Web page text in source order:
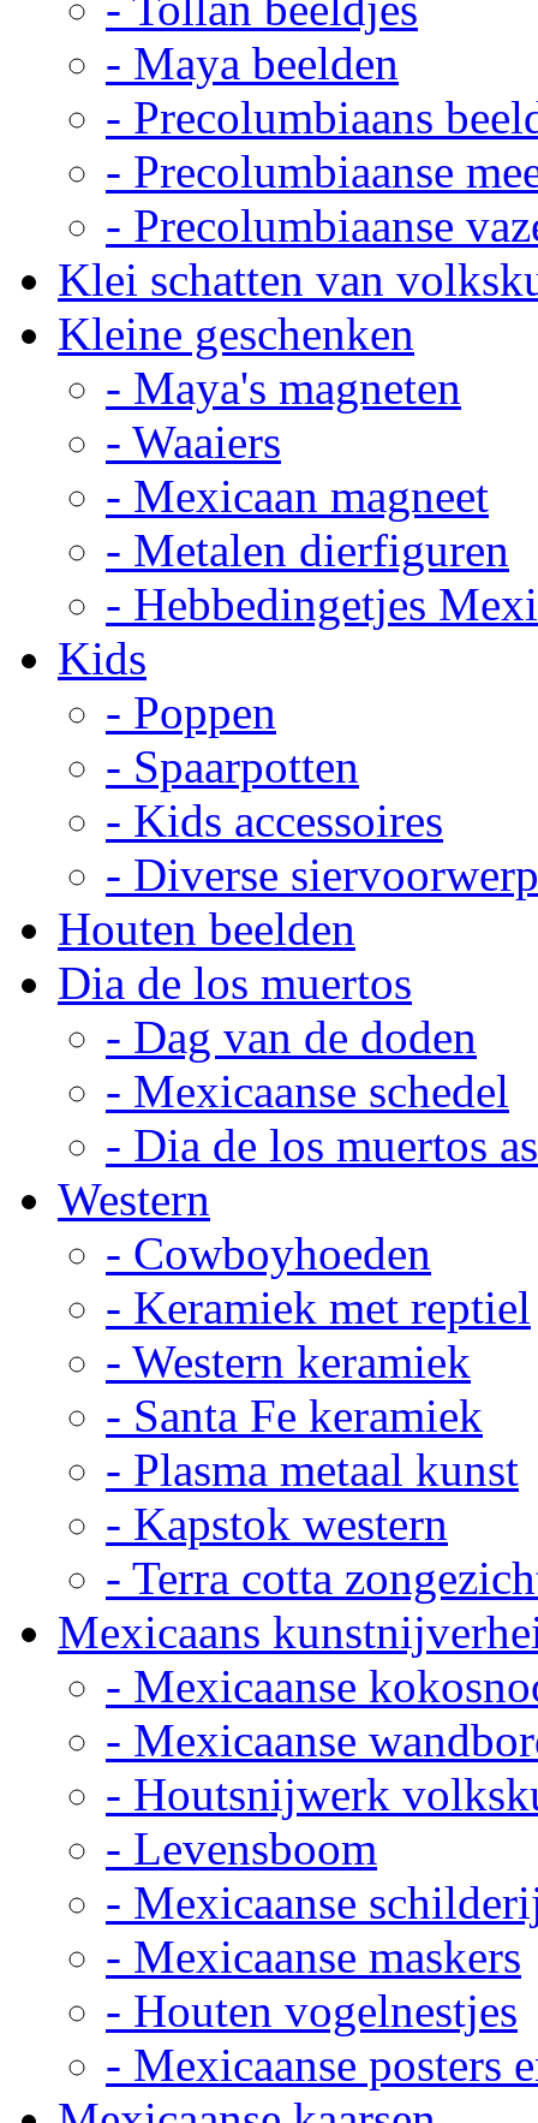
- Maya beelden
- Precolumbiaans
- Precolumbiaanse
- Precolumbiaanse
Klei schatten van
Kleine geschenken
- Maya's magneten
- Waaiers
- Mexicaan magneet
- Metalen dierfiguren
- Hebbedingetjes
Kids
- Poppen
- Spaarpotten
- Kids accessoires
- Diverse
Houten beelden
Dia de los muertos
- Dag van de doden
- Mexicaanse schedel
- Dia de los muertos
Western
- Cowboyhoeden
- Keramiek met reptiel
- Western keramiek
- Santa Fe keramiek
- Plasma metaal kunst
- Kapstok western
- Terra cotta
Mexicaans
- Mexicaanse
- Mexicaanse
- Houtsnijwerk
- Levensboom
- Mexicaanse
- Mexicaanse maskers
- Houten vogelnestjes
- Mexicaanse posters